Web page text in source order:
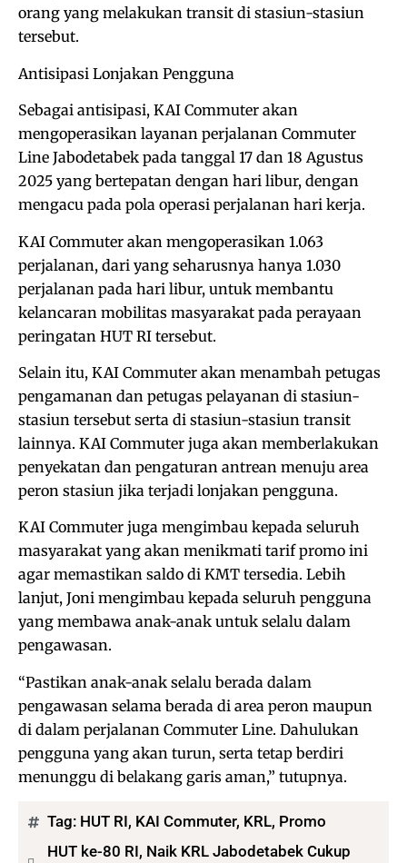
orang yang melakukan transit di stasiun-stasiun
tersebut.
Antisipasi Lonjakan Pengguna
Sebagai antisipasi, KAI Commuter akan
mengoperasikan layanan perjalanan Commuter
Line Jabodetabek pada tanggal 17 dan 18 Agustus
2025 yang bertepatan dengan hari libur, dengan
mengacu pada pola operasi perjalanan hari kerja.
KAI Commuter akan mengoperasikan 1.063
perjalanan, dari yang seharusnya hanya 1.030
perjalanan pada hari libur, untuk membantu
kelancaran mobilitas masyarakat pada perayaan
peringatan HUT RI tersebut.
Selain itu, KAI Commuter akan menambah petugas
pengamanan dan petugas pelayanan di stasiun-
stasiun tersebut serta di stasiun-stasiun transit
lainnya. KAI Commuter juga akan memberlakukan
penyekatan dan pengaturan antrean menuju area
peron stasiun jika terjadi lonjakan pengguna.
KAI Commuter juga mengimbau kepada seluruh
masyarakat yang akan menikmati tarif promo ini
agar memastikan saldo di KMT tersedia. Lebih
lanjut, Joni mengimbau kepada seluruh pengguna
yang membawa anak-anak untuk selalu dalam
pengawasan.
“Pastikan anak-anak selalu berada dalam
pengawasan selama berada di area peron maupun
di dalam perjalanan Commuter Line. Dahulukan
pengguna yang akan turun, serta tetap berdiri
menunggu di belakang garis aman,” tutupnya.
Tag: HUT RI, KAI Commuter, KRL, Promo
HUT ke-80 RI, Naik KRL Jabodetabek Cukup